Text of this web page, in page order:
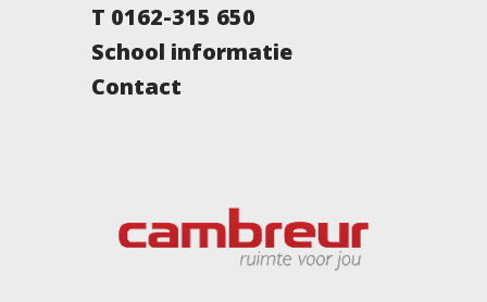
T 0162-315 650
School informatie
Contact